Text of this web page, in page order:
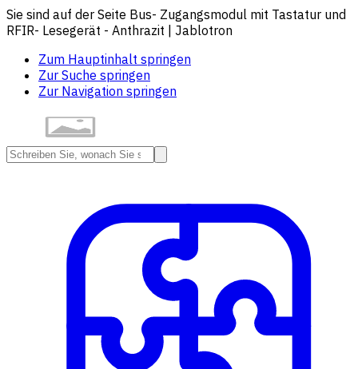
Sie sind auf der Seite Bus- Zugangsmodul mit Tastatur und
RFIR- Lesegerät - Anthrazit | Jablotron
Zum Hauptinhalt springen
Zur Suche springen
Zur Navigation springen